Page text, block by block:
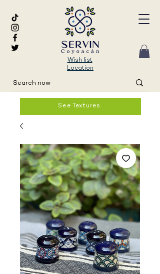
Wish list
Location
See Textures